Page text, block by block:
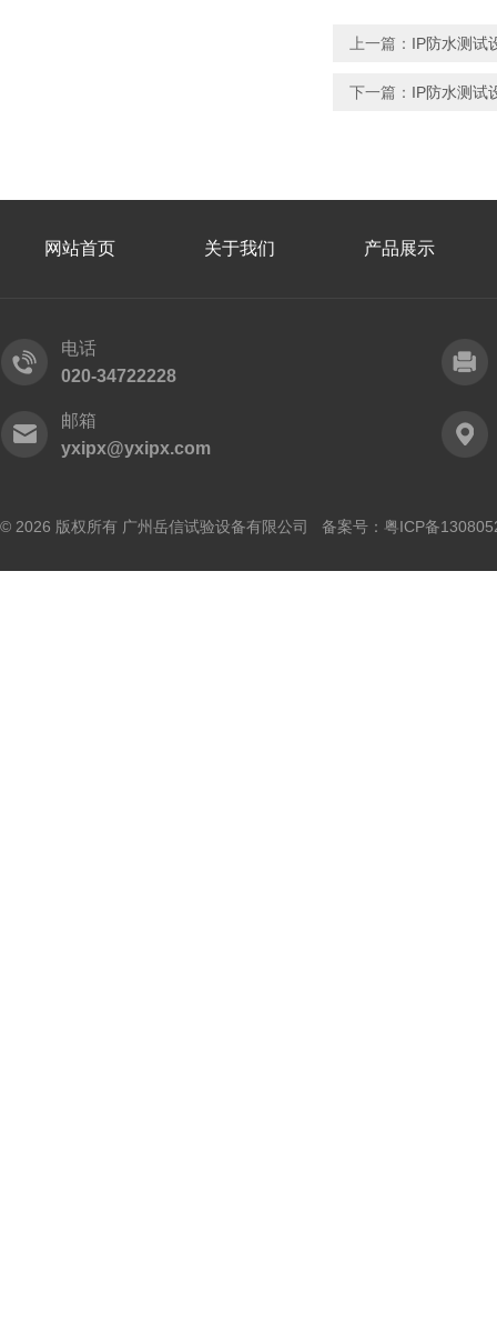
上一篇： IP防水测试
下一篇： IP防水测试
网站首页 关于我们 产品展示
电话
020-34722228
邮箱
yxipx@yxipx.com
© 2026 版权所有 广州岳信试验设备有限公司 备案号： 粤ICP备